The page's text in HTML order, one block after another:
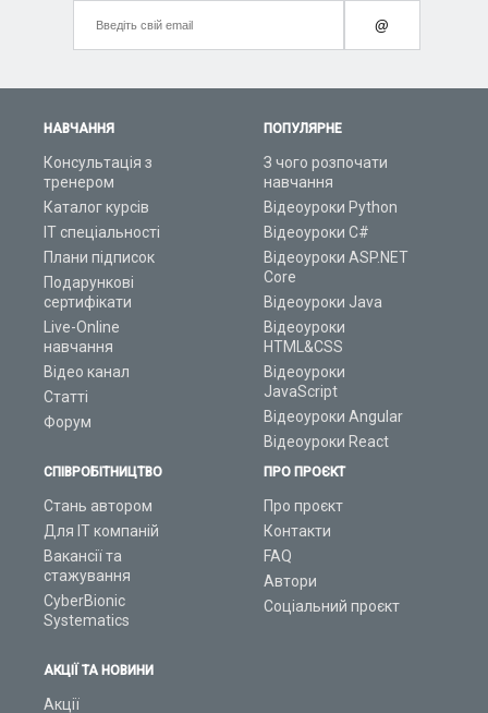
НАВЧАННЯ
Консультація з
тренером
Каталог курсів
ІТ спеціальності
Плани підписок
Подарункові
сертифікати
Live-Online
навчання
Відео канал
Статті
Форум
ПОПУЛЯРНЕ
З чого розпочати
навчання
Відеоуроки Python
Відеоуроки C#
Відеоуроки ASP.NET
Core
Відеоуроки Java
Відеоуроки
HTML&CSS
Відеоуроки
JavaScript
Відеоуроки Angular
Відеоуроки React
СПІВРОБІТНИЦТВО
Стань автором
Для ІТ компаній
Вакансії та
стажування
CyberBionic
Systematics
АКЦІЇ ТА НОВИНИ
Акції
ПРО ПРОЄКТ
Про проєкт
Контакти
FAQ
Автори
Соціальний проєкт
@